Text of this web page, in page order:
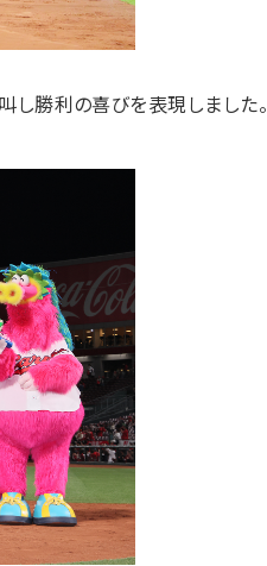
叫し勝利の喜びを表現しました。